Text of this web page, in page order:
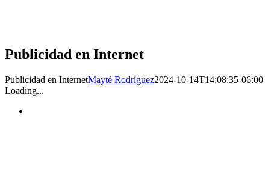
Publicidad en Internet
Publicidad en InternetMayté Rodríguez2024-10-14T14:08:35-06:00
Loading...